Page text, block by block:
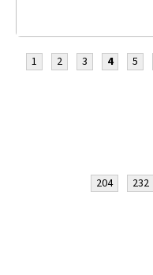
1 2 3 4 5
204 232